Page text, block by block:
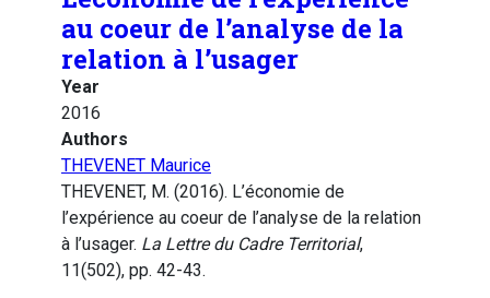
au coeur de l’analyse de la
relation à l’usager
Year
2016
Authors
THEVENET Maurice
THEVENET, M. (2016). L’économie de
l’expérience au coeur de l’analyse de la relation
à l’usager. La Lettre du Cadre Territorial,
11(502), pp. 42-43.